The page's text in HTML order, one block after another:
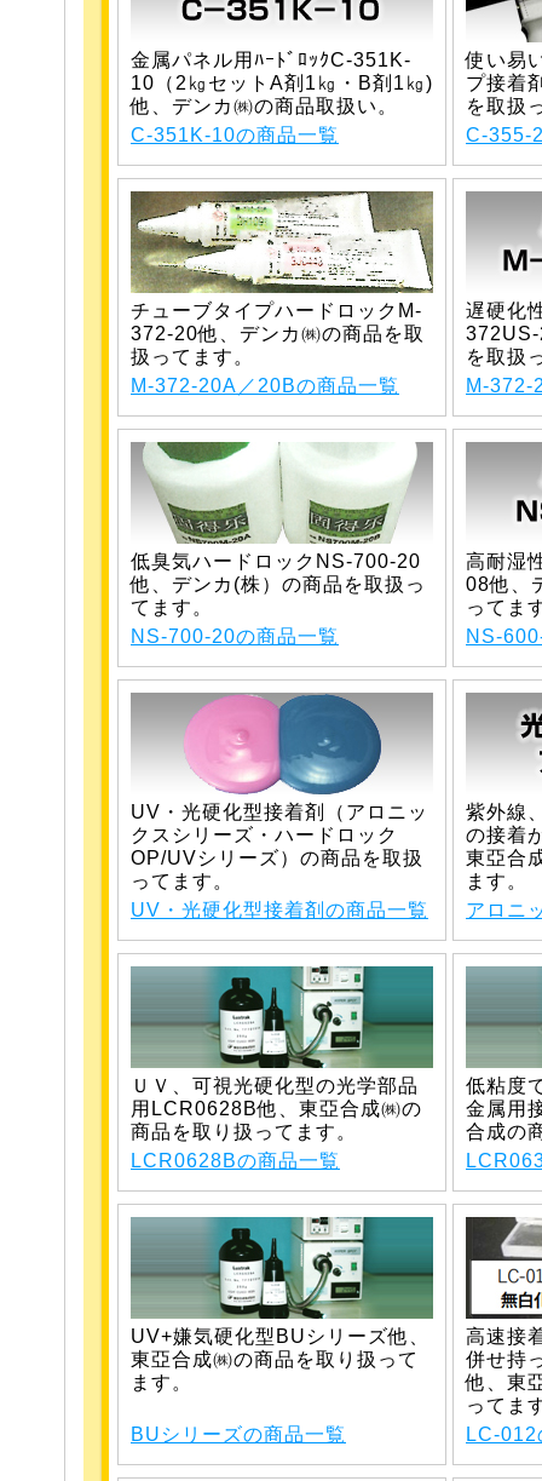
金属パネル用ﾊｰﾄﾞﾛｯｸC-351K-
10（2㎏セットA剤1㎏・B剤1㎏)
他、デンカ㈱の商品取扱い。
C-351K-10の商品一覧
使い易
プ接着
を取扱
C-355-
チューブタイプハードロックM-
372-20他、デンカ㈱の商品を取
扱ってます。
M-372-20A／20Bの商品一覧
遅硬化
372US-
を取扱
M-372-
低臭気ハードロックNS-700-20
他、デンカ(株）の商品を取扱っ
てます。
NS-700-20の商品一覧
高耐湿
08他、
ってま
NS-
UV・光硬化型接着剤（アロニッ
クスシリーズ・ハードロック
OP/UVシリーズ）の商品を取扱
ってます。
UV・光硬化型接着剤の商品一覧
紫外線
の接着
東亞合
ます。
アロニ
ＵＶ、可視光硬化型の光学部品
用LCR0628B他、東亞合成㈱の
商品を取り扱ってます。
LCR0628Bの商品一覧
低粘度
金属用
合成の
UV+嫌気硬化型BUシリーズ他、
東亞合成㈱の商品を取り扱って
ます。
BUシリーズの商品一覧
高速接
併せ持
他、東
ってま
LC-012